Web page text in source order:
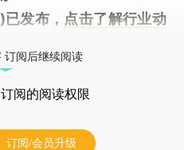
发布， 点击了解行业动
订阅后继续阅读
阅的阅读权限
订阅/会员升级